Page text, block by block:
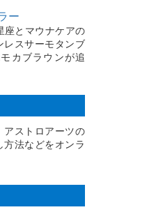
ー
座とマウナケアの
レスサーモタンブ
カブラウンが追
アストロアーツの
法などをオンラ